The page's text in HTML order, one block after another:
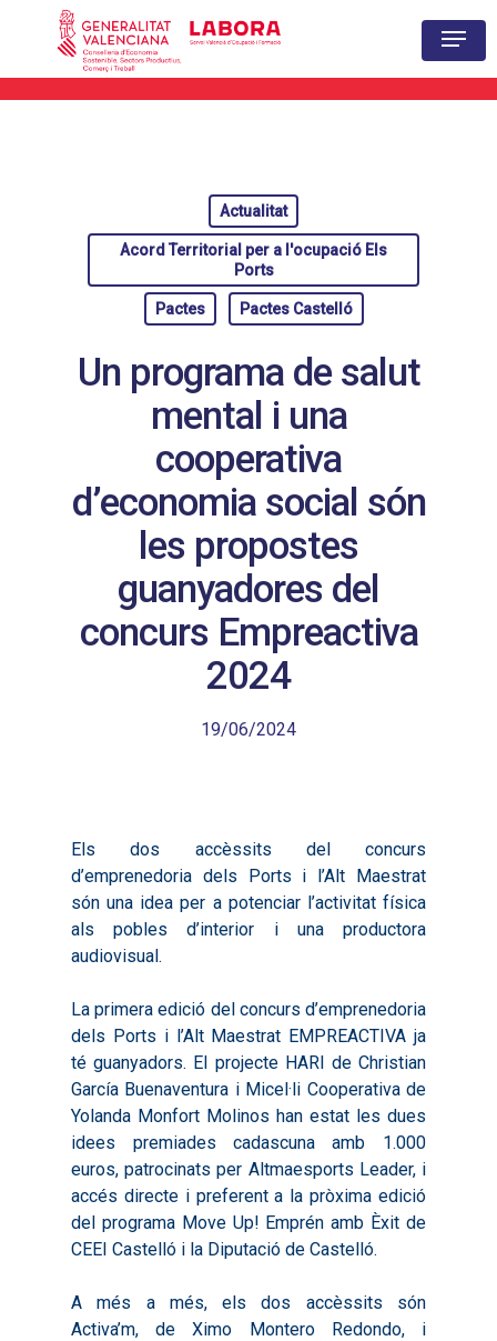
Actualitat
Acord Territorial per a l'ocupació Els
Ports
Pactes Pactes Castelló
Un programa de salut
mental i una
cooperativa
d’economia social són
les propostes
guanyadores del
concurs Empreactiva
2024
19/06/2024
Els dos accèssits del concurs
d’emprenedoria dels Ports i l’Alt Maestrat
són una idea per a potenciar l’activitat física
als pobles d’interior i una productora
audiovisual.
La primera edició del concurs d’emprenedoria
dels Ports i l’Alt Maestrat EMPREACTIVA ja
té guanyadors. El projecte HARI de Christian
García Buenaventura i Micel·li Cooperativa de
Yolanda Monfort Molinos han estat les dues
idees premiades cadascuna amb 1.000
euros, patrocinats per Altmaesports Leader, i
accés directe i preferent a la pròxima edició
del programa Move Up! Emprén amb Èxit de
CEEI Castelló i la Diputació de Castelló.
A més a més, els dos accèssits són
Activa’m, de Ximo Montero Redondo, i